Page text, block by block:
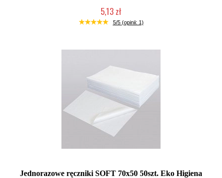
5,13 zł
Duża ilość (wysyłka w 24h)
5/5 (opinii: 1)
Jednorazowe ręczniki SOFT 70x50 50szt. Eko Higiena